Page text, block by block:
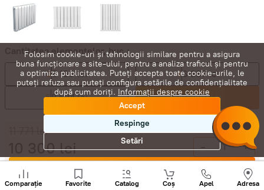
Cantitatea elementelor, buc.:
35 150 lei 46 867 lei
58 584 lei 610 300 lei
lei
10 300lei - +
Cumpără acum
Comparație Favorite Catalog Coș Apel Adresa
Sunați
+
Folosim cookie-uri și tehnologii similare pentru a asigura
buna funcționare a site-ului, pentru a analiza traficul și pentru
a optimiza publicitatea. Puteți accepta toate cookie-urile, le
puteți refuza sau puteți configura setările de confidențialitate
după cum doriți. Informații despre cookie
Accept
Respinge
Setări